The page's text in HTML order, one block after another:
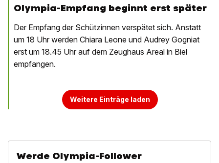
Olympia-Empfang beginnt erst später
Der Empfang der Schützinnen verspätet sich. Anstatt
um 18 Uhr werden Chiara Leone und Audrey Gogniat
erst um 18.45 Uhr auf dem Zeughaus Areal in Biel
empfangen.
Weitere Einträge laden
Werde Olympia-Follower